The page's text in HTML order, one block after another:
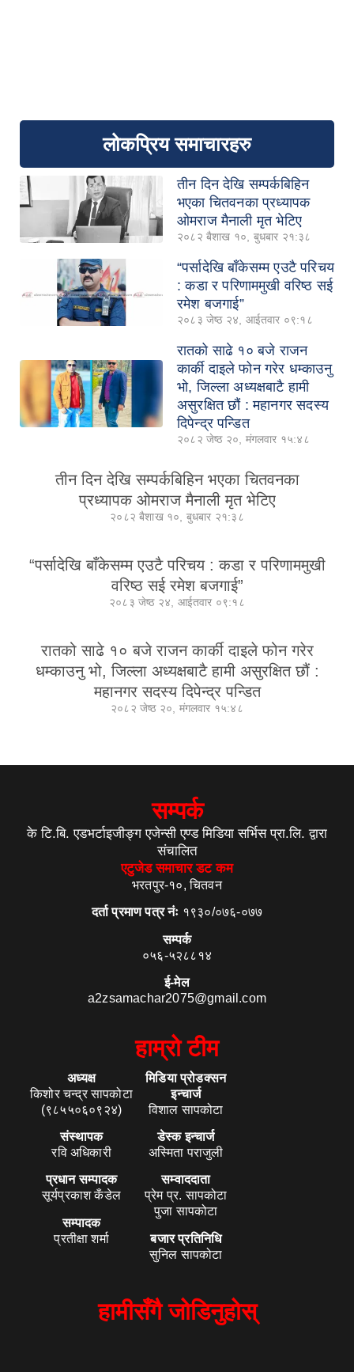
लोकप्रिय समाचारहरु
तीन दिन देखि सम्पर्कबिहिन
भएका चितवनका प्रध्यापक
ओमराज मैनाली मृत भेटिए
२०८२ बैशाख १०, बुधबार २१:३८
“पर्सादेखि बाँकेसम्म एउटै परिचय
: कडा र परिणाममुखी वरिष्ठ सई
रमेश बजगाई”
२०८३ जेष्ठ २४, आईतवार ०९:१८
रातको साढे १० बजे राजन
कार्की दाइले फोन गरेर धम्काउनु
भो, जिल्ला अध्यक्षबाटै हामी
असुरक्षित छौं : महानगर सदस्य
दिपेन्द्र पन्डित
२०८२ जेष्ठ २०, मंगलवार १५:४८
तीन दिन देखि सम्पर्कबिहिन भएका चितवनका
प्रध्यापक ओमराज मैनाली मृत भेटिए
२०८२ बैशाख १०, बुधबार २१:३८
“पर्सादेखि बाँकेसम्म एउटै परिचय : कडा र परिणाममुखी
वरिष्ठ सई रमेश बजगाई”
२०८३ जेष्ठ २४, आईतवार ०९:१८
रातको साढे १० बजे राजन कार्की दाइले फोन गरेर
धम्काउनु भो, जिल्ला अध्यक्षबाटै हामी असुरक्षित छौं :
महानगर सदस्य दिपेन्द्र पन्डित
२०८२ जेष्ठ २०, मंगलवार १५:४८
सम्पर्क
के टि.बि. एडभर्टाइजीङ्ग एजेन्सी एण्ड मिडिया सर्भिस प्रा.लि. द्वारा
संचालित
एटुजेड समाचार डट कम
भरतपुर-१०, चितवन
दर्ता प्रमाण पत्र नंः १९३०/०७६-०७७
सम्पर्क
०५६-५२८८१४
ई-मेल
a2zsamachar2075@gmail.com
हाम्रो टीम
अध्यक्ष
किशोर चन्द्र सापकोटा
(९८५५०६०९२४)
संस्थापक
रवि अधिकारी
प्रधान सम्पादक
सूर्यप्रकाश कँडेल
सम्पादक
प्रतीक्षा शर्मा
मिडिया प्रोडक्सन
इन्चार्ज
विशाल सापकोटा
डेस्क इन्चार्ज
अस्मिता पराजुली
सम्वाददाता
प्रेम प्र. सापकोटा
पुजा सापकोटा
बजार प्रतिनिधि
सुनिल सापकोटा
हामीसँगै जोडिनुहोस्